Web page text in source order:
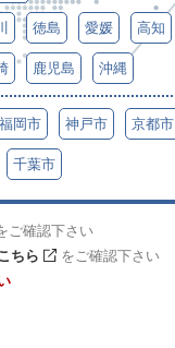
徳島 愛媛 高知
鹿児島 沖縄
福岡市 神戸市 京都市
千葉市
ご確認下さい
ちら
をご確認下さい